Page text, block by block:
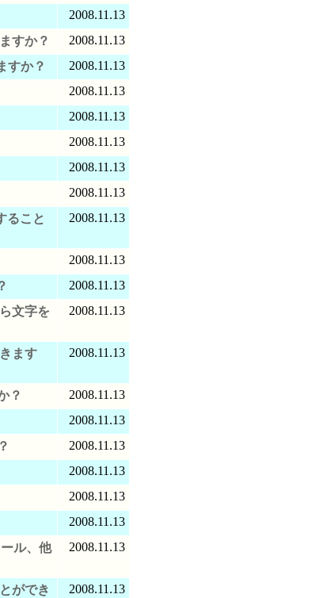
2008.11.13
すか？
2008.11.13
すか？
2008.11.13
2008.11.13
2008.11.13
2008.11.13
2008.11.13
2008.11.13
ること
2008.11.13
2008.11.13
2008.11.13
文字を
2008.11.13
ます
2008.11.13
？
2008.11.13
2008.11.13
2008.11.13
2008.11.13
2008.11.13
2008.11.13
ル、他
2008.11.13
ができ
2008.11.13